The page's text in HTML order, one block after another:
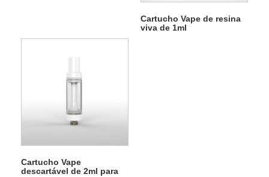
Cartucho Vape de resina
viva de 1ml
Cartucho Vape
descartável de 2ml para